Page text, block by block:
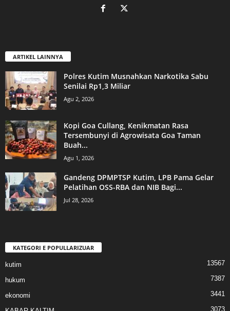
ARTIKEL LAINNYA
Polres Kutim Musnahkan Narkotika Sabu
Senilai Rp1,3 Miliar
Agu 2, 2026
Kopi Goa Cullang, Kenikmatan Rasa
Tersembunyi di Agrowisata Goa Taman
Buah...
Agu 1, 2026
Gandeng DPMPTSP Kutim, LPB Pama Gelar
Pelatihan OSS-RBA dan NIB Bagi...
Jul 28, 2026
KATEGORI E POPULLARIZUAR
kutim 13567
hukum 7387
ekonomi 3441
3073